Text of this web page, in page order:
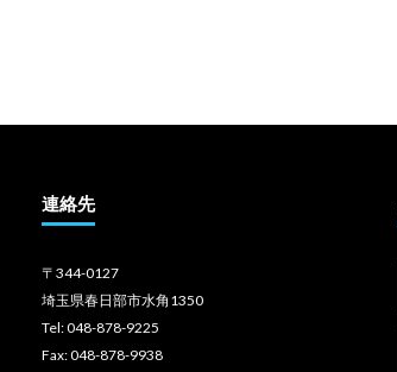
連絡先
〒344-0127
埼玉県春日部市水角1350
Tel: 048-878-9225
Fax: 048-878-9938